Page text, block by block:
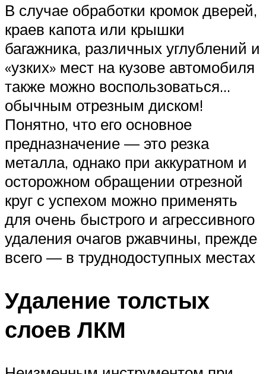
В случае обработки кромок дверей,
краев капота или крышки
багажника, различных углублений и
«узких» мест на кузове автомобиля
также можно воспользоваться…
обычным отрезным диском!
Понятно, что его основное
предназначение — это резка
металла, однако при аккуратном и
осторожном обращении отрезной
круг с успехом можно применять
для очень быстрого и агрессивного
удаления очагов ржавчины, прежде
всего — в труднодоступных местах
Удаление толстых
слоев ЛКМ